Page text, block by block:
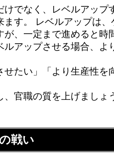
けでなく、レベルアップ
ます。 レベルアップは
が、一定まで進めると時
ルアップさせる場合、よ
せたい」「より生産性を
、官職の質を上げましょ
戦い